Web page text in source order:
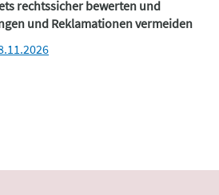
rechtssicher bewerten und
und Reklamationen vermeiden